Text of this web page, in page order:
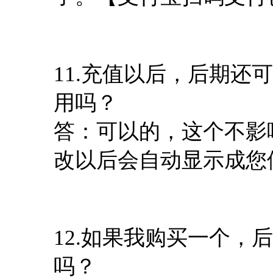
11.充值以后，后期还
用吗？
答：可以的，这个不
改以后会自动显示成
12.如果我购买一个，
吗？